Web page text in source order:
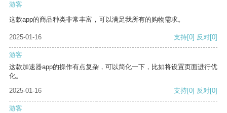
游客
这款app的商品种类非常丰富，可以满足我所有的购物需求。
2025-01-16 支持[0] 反对[0]
游客
这款加速器app的操作有点复杂，可以简化一下，比如将设置页面进行优
化。
2025-01-16
支持[0] 反对[0]
游客